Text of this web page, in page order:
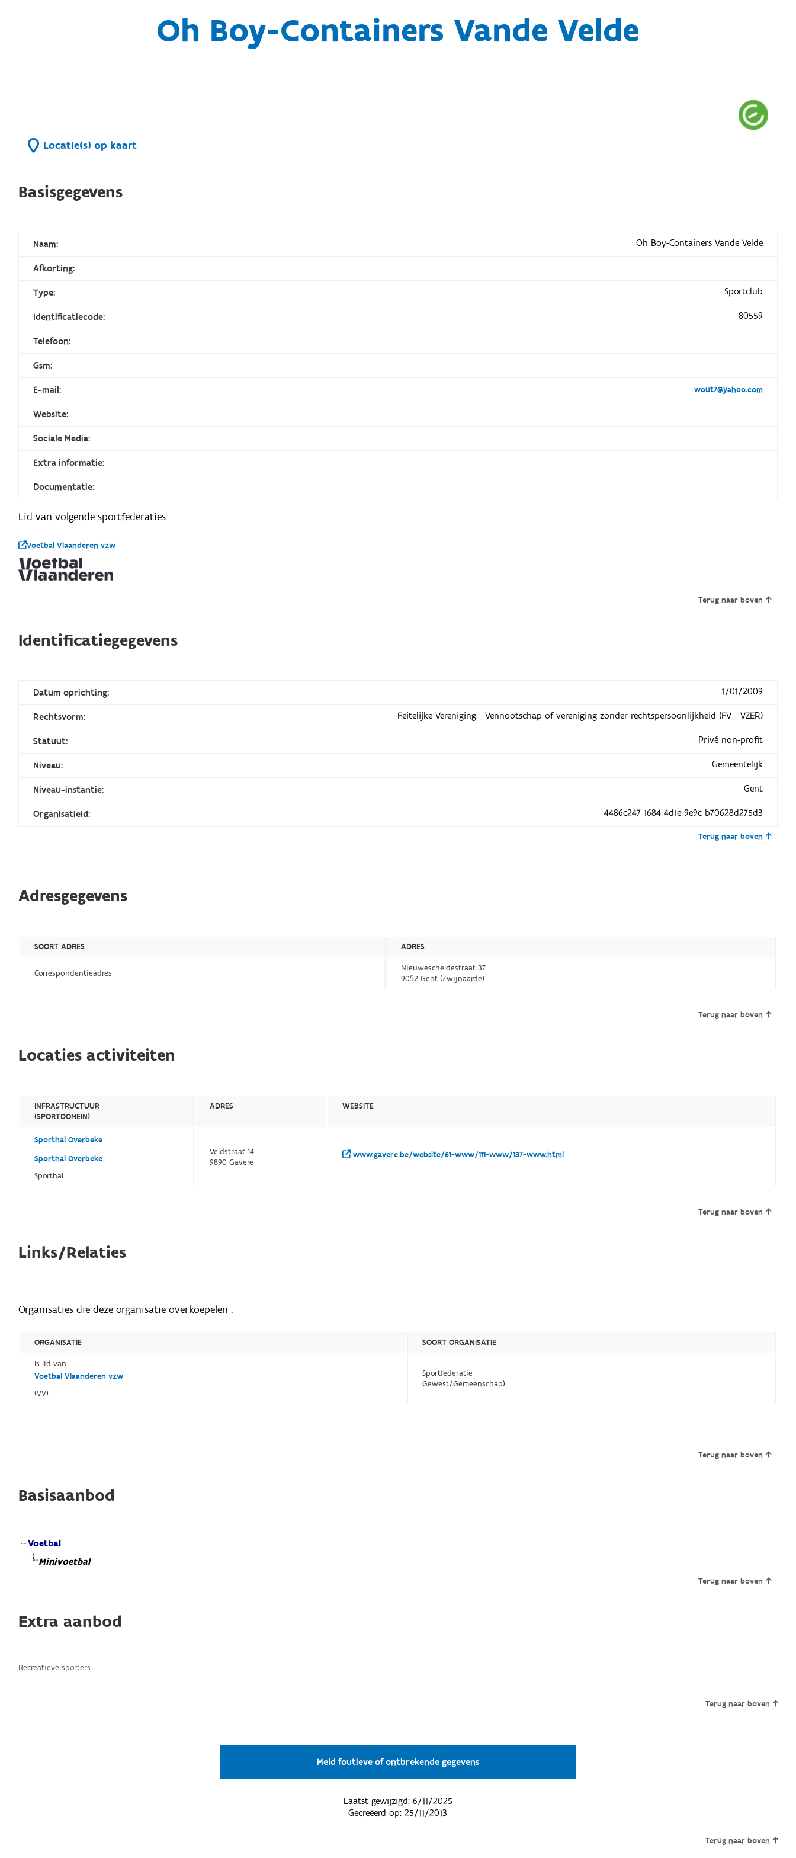
Oh Boy-Containers Vande Velde
Locatie(s) op kaart
Basisgegevens
Naam: Oh Boy-Containers Vande Velde
Afkorting:
Type: Sportclub
Identificatiecode: 80559
Telefoon:
Gsm:
E-mail: wout7@yahoo.com
Website:
Sociale Media:
Extra informatie:
Documentatie:
Lid van volgende sportfederaties
Voetbal Vlaanderen vzw
Terug naar boven
Identificatiegegevens
Datum oprichting: 1/01/2009
Rechtsvorm: Feitelijke Vereniging - Vennootschap of vereniging zonder rechtspersoonlijkheid (FV - VZER)
Statuut: Privé non-profit
Niveau: Gemeentelijk
Niveau-instantie: Gent
Organisatieid: 4486c247-1684-4d1e-9e9c-b70628d275d3
Terug naar boven
Adresgegevens
SOORT ADRES ADRES
Correspondentieadres
Nieuwescheldestraat 37
9052 Gent (Zwijnaarde)
Terug naar boven
Locaties activiteiten
INFRASTRUCTUUR
(SPORTDOMEIN)
ADRES WEBSITE
Sporthal Overbeke
Sporthal Overbeke
Sporthal
Veldstraat 14
9890 Gavere
www.gavere.be/website/61-www/111-www/137-www.html
Terug naar boven
Links/Relaties
Organisaties die deze organisatie overkoepelen :
ORGANISATIE
SOORT ORGANISATIE
Is lid van
Voetbal Vlaanderen vzw
(VV)
Sportfederatie
Gewest/Gemeenschap)
Terug naar boven
Basisaanbod
Voetbal
Minivoetbal
Terug naar boven
Extra aanbod
Recreatieve sporters
Terug naar boven
Meld foutieve of ontbrekende gegevens
Laatst gewijzigd: 6/11/2025
Gecreëerd op:25/11/2013
Terug naar boven